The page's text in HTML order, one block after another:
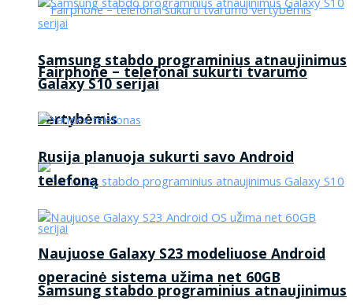
Fairphone – telefonai sukurti tvarumo
vertybėmis
Samsung stabdo programinius atnaujinimus
Samsung stabdo programinius atnaujinimus
Galaxy S10 serijai
Rusija planuoja sukurti savo Android
telefoną
Naujuose Galaxy S23 modeliuose Android
operacinė sistema užima net 60GB